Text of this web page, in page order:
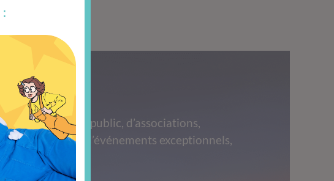
du grand public, d’associations,
ou lors d’événements exceptionnels,
ouvrages.